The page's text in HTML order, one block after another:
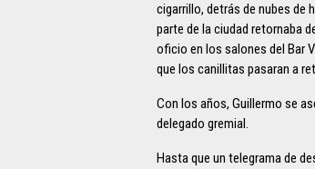
cigarrillo, detrás de nubes de
parte de la ciudad retornaba
oficio en los salones del Bar
que los canillitas pasaran a
Con los años, Guillermo se
delegado gremial.
Hasta que un telegrama de